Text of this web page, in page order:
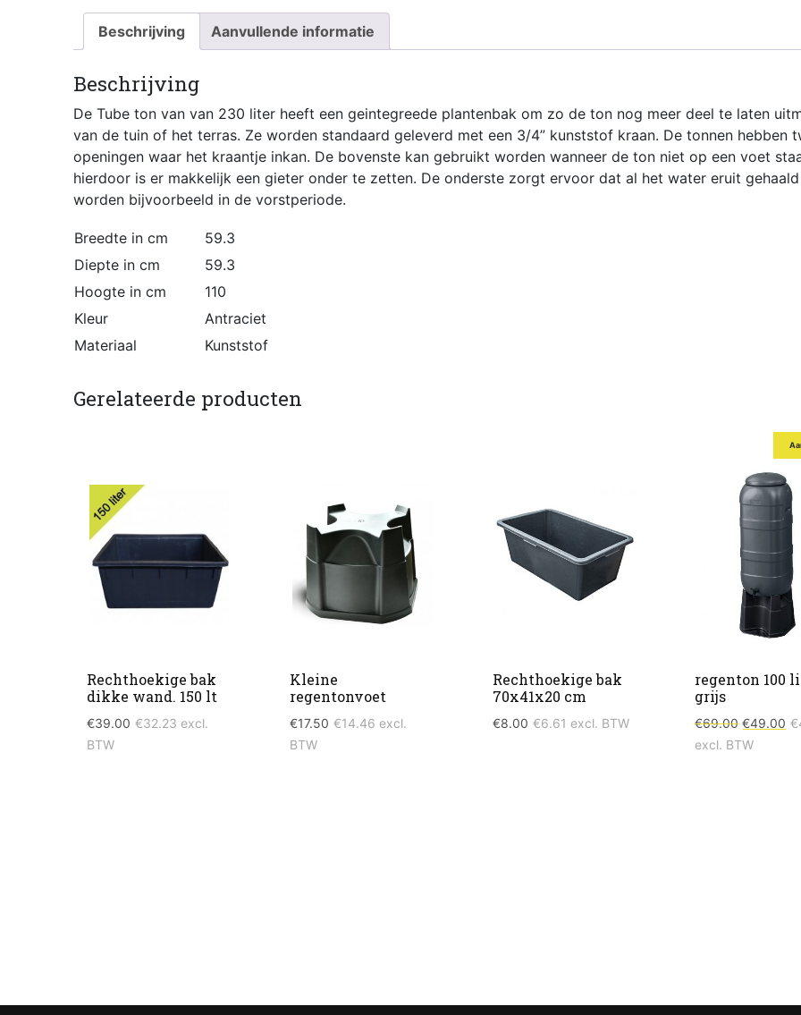
Beschrijving Aanvullende informatie
Beschrijving
De Tube ton van van 230 liter heeft een geintegreede plantenbak om zo de ton nog meer deel te laten
van de tuin of het terras. Ze worden standaard geleverd met een 3/4” kunststof kraan. De tonnen hebben
openingen waar het kraantje inkan. De bovenste kan gebruikt worden wanneer de ton niet op een voet
hierdoor is er makkelijk een gieter onder te zetten. De onderste zorgt ervoor dat al het water eruit
worden bijvoorbeeld in de vorstperiode.
Breedte in cm
59.3
Diepte in cm
59.3
Hoogte in cm
110
Kleur
Antraciet
Materiaal
Kunststof
Gerelateerde producten
Rechthoekige bak
dikke wand. 150 lt
€39.00 €32.23 excl.
BTW
Kleine
regentonvoet
€17.50 €14.46 excl.
BTW
Rechthoekige bak
70x41x20 cm
€8.00 €6.61 excl. BTW
regenton 100
grijs
€69.00
prijs
€49.00 €
excl. BTW